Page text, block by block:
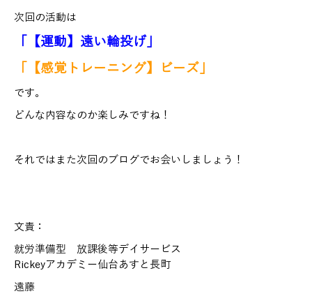
次回の活動は
「【運動】遠い輪投げ」
「【感覚トレーニング】ビーズ」
です。
どんな内容なのか楽しみですね！
それではまた次回のブログでお会いしましょう！
文責：
就労準備型 放課後等デイサービス
Rickeyアカデミー仙台あすと長町
遠藤